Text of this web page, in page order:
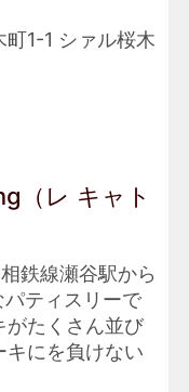
1-1 シァル桜木
（レ キャト
鉄線瀬谷駅から
ティスリーで
がたくさん並び
キにを負けない